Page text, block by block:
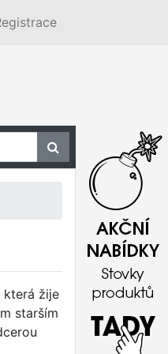
která žije
starším